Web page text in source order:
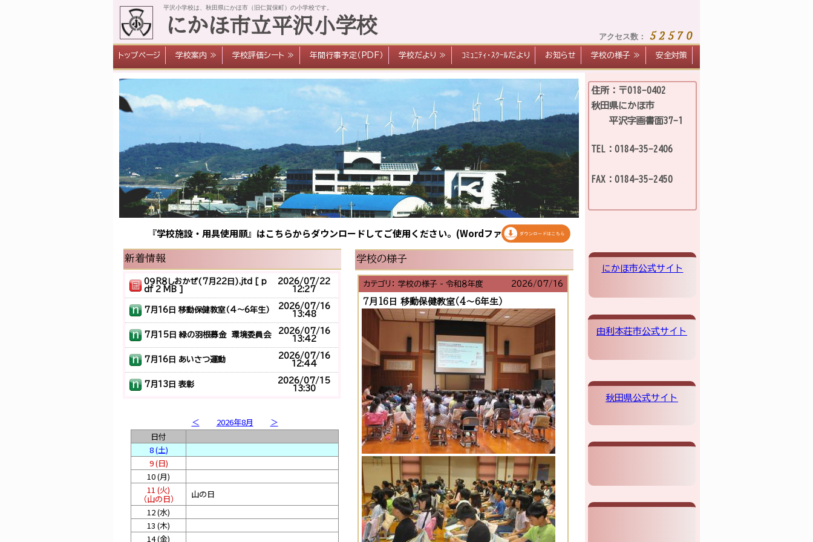
平沢小学校は、秋田県にかほ市（旧仁賀保町）の小学校です。
にかほ市立平沢小学校
アクセス数：
トップページ 学校案内 ≫ 学校評価シート ≫ 年間行事予定（PDF） 学校だより ≫ ｺﾐｭﾆﾃｨ･ｽｸｰﾙだより お知らせ 学校の様子 ≫ 安全対策
『学校施設・用具使用願』はこちらからダウンロードしてご使用ください。(Wordファイル)
新着情報 学校の様子
カテゴリ： 学校の様子 - 令和８年度 2026/07/16
7月16日 移動保健教室（4～6年生）
0９R８しおかぜ(7月22日).jtd [ p
df 2 MB ]
2026/07/22
12:27
7月16日 移動保健教室（4～6年生） 2026/07/16
13:48
7月15日 緑の羽根募金 環境委員会 2026/07/16
13:42
7月16日 あいさつ運動 2026/07/16
12:44
7月13日 表彰 2026/07/15
13:30
7月9日 学校参観日 2026/07/15
0８R８しおかぜ(7月15日) [ pdf 2
MB ]
2026/07/15
7月1日 吹奏楽部昼コン ♫茶色の小瓶 カントリーロード
6月19日 町探検③ むらすぎ荘方面 2026/07/01
＜ 2026年8月
＞
日付
1 (土)
2 (日)
3 (月)
プール開放
4 (火)
5 (水)
プール開放
プール開放
ひらさわデー
8 (土)
9 (日)
10 (月)
11 (火)
（山の日）
山の日
12 (水)
13 (木)
14 (金)
住所：〒018-0402
秋田県にかほ市
平沢字画書面37-1
TEL：0184-35-2406
FAX：0184-35-2450
にかほ市公式サイト
由利本荘市公式サイト
秋田県公式サイト